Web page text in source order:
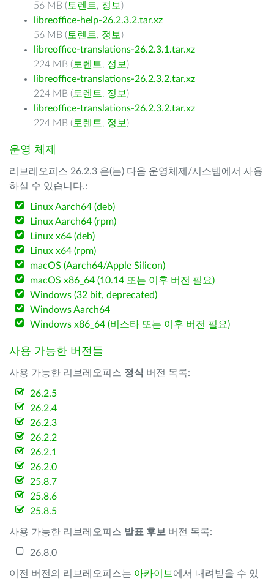
56 MB ( 토렌트, 정보 )
libreoffice-help-26.2.3.2.tar.xz
56 MB ( 토렌트, 정보 )
libreoffice-translations-26.2.3.1.tar.xz
224 MB ( 토렌트, 정보 )
libreoffice-translations-26.2.3.2.tar.xz
224 MB ( 토렌트, 정보 )
libreoffice-translations-26.2.3.2.tar.xz
224 MB ( 토렌트, 정보 )
운영 체제
리브레오피스 26.2.3 은(는) 다음 운영체제/시스템에서 사용
하실 수 있습니다.:
Linux Aarch64 (deb)
Linux Aarch64 (rpm)
Linux x64 (deb)
Linux x64 (rpm)
macOS (Aarch64/Apple Silicon)
macOS x86_64 (10.14 또는 이후 버전 필요)
Windows (32 bit, deprecated)
Windows Aarch64
Windows x86_64 (비스타 또는 이후 버전 필요)
사용 가능한 버전들
사용 가능한 리브레오피스 정식 버전 목록:
26.2.5
26.2.4
26.2.3
26.2.2
26.2.1
26.2.0
25.8.7
25.8.6
25.8.5
사용 가능한 리브레오피스 발표 후보 버전 목록:
26.8.0
이전 버전의 리브레오피스는 아카이브 에서 내려받을 수 있